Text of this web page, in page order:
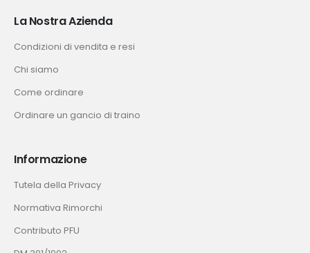
La Nostra Azienda
Condizioni di vendita e resi
Chi siamo
Come ordinare
Ordinare un gancio di traino
Informazione
Tutela della Privacy
Normativa Rimorchi
Contributo PFU